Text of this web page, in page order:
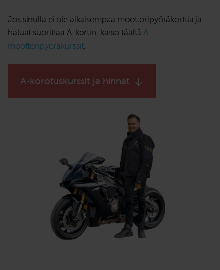
Jos sinulla ei ole aikaisempaa moottoripyöräkorttia ja
haluat suorittaa A-kortin, katso täältä A-
moottoripyöräkurssit.
A-korotuskurssit ja hinnat